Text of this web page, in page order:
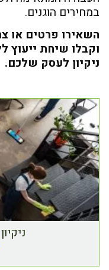
במחירים הוגנים.
השאירו פרטים או
וקבלו שיחת ייעוץ
ניקיון לעסק שלכם.